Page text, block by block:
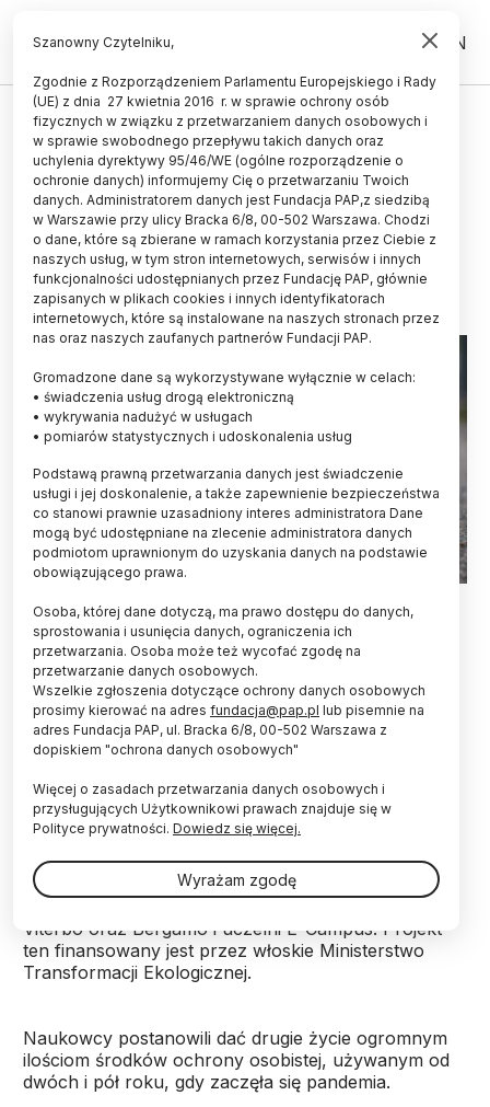
PL EN
ŚWIAT
Włochy/ Zużyte maseczki i
rękawiczki mogą służyć do
produkcji asfaltu
21.09.2022
aktualizacja: 21.09.2022
1 minuta czytania
Zużyte maseczki noszone w związku z pandemią i
jednorazowe rękawiczki można wykorzystać do
produkcji wzmocnionego asfaltu - ustalili
naukowcy z trzech uniwersytetów we Włoszech,
którzy pracują nad tym projektem. Próby
techniczne, jakie przeprowadzili, pokazują, że
wyższej jakości.
Nad linią produkcji asfaltu, wzmocnionego dzięki
materiałowi uzyskanemu z recyklingu maseczek i
Viterbo oraz Bergamo i uczelni E-Campus. Projekt
ten finansowany jest przez włoskie Ministerstwo
Transformacji Ekologicznej.
Naukowcy postanowili dać drugie życie ogromnym
ilościom środków ochrony osobistej, używanym od
dwóch i pół roku, gdy zaczęła się pandemia.
Szanowny Czytelniku,
Zgodnie z Rozporządzeniem Parlamentu Europejskiego i Rady
(UE) z dnia 27 kwietnia 2016 r. w sprawie ochrony osób
fizycznych w związku z przetwarzaniem danych osobowych i
w sprawie swobodnego przepływu takich danych oraz
uchylenia dyrektywy 95/46/WE (ogólne rozporządzenie o
ochronie danych) informujemy Cię o przetwarzaniu Twoich
danych. Administratorem danych jest Fundacja PAP,z siedzibą
w Warszawie przy ulicy Bracka 6/8, 00-502 Warszawa. Chodzi
o dane, które są zbierane w ramach korzystania przez Ciebie z
naszych usług, w tym stron internetowych, serwisów i innych
funkcjonalności udostępnianych przez Fundację PAP, głównie
zapisanych w plikach cookies i innych identyfikatorach
internetowych, które są instalowane na naszych stronach przez
nas oraz naszych zaufanych partnerów Fundacji PAP.
Gromadzone dane są wykorzystywane wyłącznie w celach:
• świadczenia usług drogą elektroniczną
• wykrywania nadużyć w usługach
• pomiarów statystycznych i udoskonalenia usług
Podstawą prawną przetwarzania danych jest świadczenie
usługi i jej doskonalenie, a także zapewnienie bezpieczeństwa
co stanowi prawnie uzasadniony interes administratora Dane
mogą być udostępniane na zlecenie administratora danych
podmiotom uprawnionym do uzyskania danych na podstawie
obowiązującego prawa.
Osoba, której dane dotyczą, ma prawo dostępu do danych,
sprostowania i usunięcia danych, ograniczenia ich
przetwarzania. Osoba może też wycofać zgodę na
przetwarzanie danych osobowych.
Wszelkie zgłoszenia dotyczące ochrony danych osobowych
prosimy kierować na adres fundacja@pap.pl lub pisemnie na
adres Fundacja PAP, ul. Bracka 6/8, 00-502 Warszawa z
dopiskiem "ochrona danych osobowych"
Więcej o zasadach przetwarzania danych osobowych i
przysługujących Użytkownikowi prawach znajduje się w
Polityce prywatności. Dowiedz się więcej.
Wyrażam zgodę